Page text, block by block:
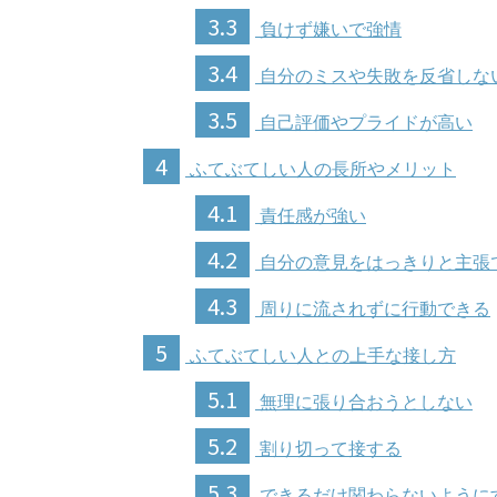
3.3 負けず嫌いで強情
3.4 自分のミスや失敗を反省しな
3.5 自己評価やプライドが高い
4 ふてぶてしい人の長所やメリット
4.1 責任感が強い
4.2 自分の意見をはっきりと主張
4.3 周りに流されずに行動できる
5 ふてぶてしい人との上手な接し方
5.1 無理に張り合おうとしない
5.2 割り切って接する